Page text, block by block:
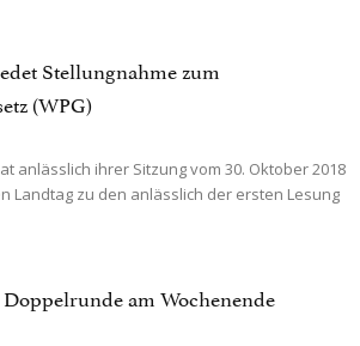
Stellungnahme zum
(WPG)
anlässlich ihrer Sitzung vom 30. Oktober 2018
Landtag zu den anlässlich der ersten Lesung
am Wochenende